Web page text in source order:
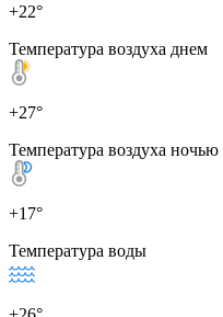
+22°
Температура воздуха днем
+27°
Температура воздуха ночью
+17°
Температура воды